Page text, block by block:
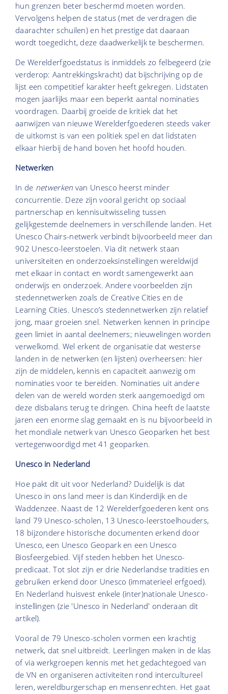
hun grenzen beter beschermd moeten worden.
Vervolgens helpen de status (met de verdragen die
daarachter schuilen) en het prestige dat daaraan
wordt toegedicht, deze daadwerkelijk te beschermen.
De Werelderfgoedstatus is inmiddels zo felbegeerd (zie
verderop: Aantrekkingskracht) dat bijschrijving op de
lijst een competitief karakter heeft gekregen. Lidstaten
mogen jaarlijks maar een beperkt aantal nominaties
voordragen. Daarbij groeide de kritiek dat het
aanwijzen van nieuwe Werelderfgoederen steeds vaker
de uitkomst is van een politiek spel en dat lidstaten
elkaar hierbij de hand boven het hoofd houden.
Netwerken
In de netwerken van Unesco heerst minder
concurrentie. Deze zijn vooral gericht op sociaal
partnerschap en kennisuitwisseling tussen
gelijkgestemde deelnemers in verschillende landen. Het
Unesco Chairs-netwerk verbindt bijvoorbeeld meer dan
902 Unesco-leerstoelen. Via dit netwerk staan
universiteiten en onderzoeksinstellingen wereldwijd
met elkaar in contact en wordt samengewerkt aan
onderwijs en onderzoek. Andere voorbeelden zijn
stedennetwerken zoals de Creative Cities en de
Learning Cities. Unesco’s stedennetwerken zijn relatief
jong, maar groeien snel. Netwerken kennen in principe
geen limiet in aantal deelnemers; nieuwelingen worden
verwelkomd. Wel erkent de organisatie dat westerse
landen in de netwerken (en lijsten) overheersen: hier
zijn de middelen, kennis en capaciteit aanwezig om
nominaties voor te bereiden. Nominaties uit andere
delen van de wereld worden sterk aangemoedigd om
deze disbalans terug te dringen. China heeft de laatste
jaren een enorme slag gemaakt en is nu bijvoorbeeld in
het mondiale netwerk van Unesco Geoparken het best
vertegenwoordigd met 41 geoparken.
Unesco in Nederland
Hoe pakt dit uit voor Nederland? Duidelijk is dat
Unesco in ons land meer is dan Kinderdijk en de
Waddenzee. Naast de 12 Werelderfgoederen kent ons
land 79 Unesco-scholen, 13 Unesco-leerstoelhouders,
18 bijzondere historische documenten erkend door
Unesco, een Unesco Geopark en een Unesco
Biosfeergebied. Vijf steden hebben het Unesco-
predicaat. Tot slot zijn er drie Nederlandse tradities en
gebruiken erkend door Unesco (immaterieel erfgoed).
En Nederland huisvest enkele (inter)nationale Unesco-
instellingen (zie 'Unesco in Nederland' onderaan dit
artikel).
Vooral de 79 Unesco-scholen vormen een krachtig
netwerk, dat snel uitbreidt. Leerlingen maken in de klas
of via werkgroepen kennis met het gedachtegoed van
de VN en organiseren activiteiten rond intercultureel
leren, wereldburgerschap en mensenrechten. Het gaat